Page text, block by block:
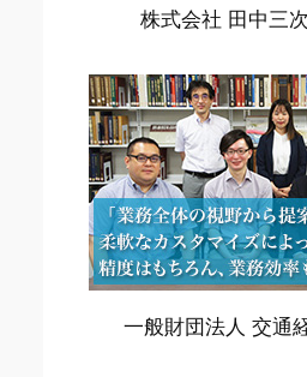
株式会社 田中三
一般財団法人 交通